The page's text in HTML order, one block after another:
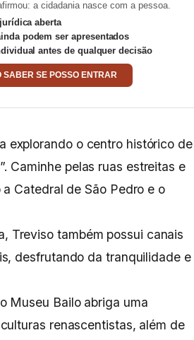
a cidadania nasce com a pessoa.
aberta
podem ser apresentados
antes de qualquer decisão
SABER SE POSSO ENTRAR
explorando o centro histórico de
Caminhe pelas ruas estreitas e
Catedral de São Pedro e o
Treviso também possui canais
desfrutando da tranquilidade e
Museu Bailo abriga uma
renascentistas, além de